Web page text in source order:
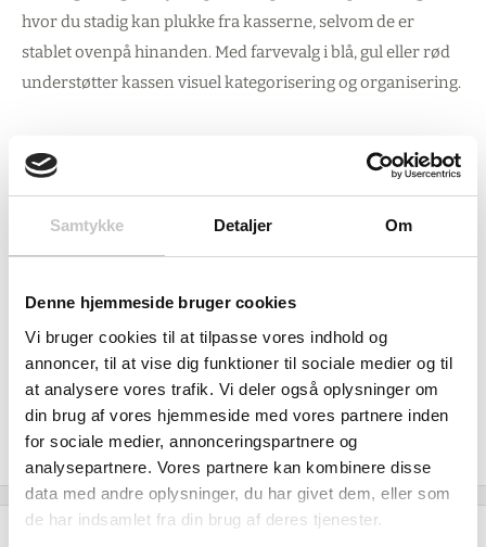
Samtykke Detaljer Om
Denne hjemmeside bruger cookies
Vi bruger cookies til at tilpasse vores indhold og
annoncer, til at vise dig funktioner til sociale medier og til
at analysere vores trafik. Vi deler også oplysninger om
din brug af vores hjemmeside med vores partnere inden
for sociale medier, annonceringspartnere og
analysepartnere. Vores partnere kan kombinere disse
data med andre oplysninger, du har givet dem, eller som
de har indsamlet fra din brug af deres tjenester.
hvor du stadig kan plukke fra kasserne, selvom de er
stablet ovenpå hinanden. Med farvevalg i blå, gul eller rød
understøtter kassen visuel kategorisering og organisering.
PP-materiale med maksimal styrke
styrke og maximal statisk styrke, samtidig med at den er
120 mm og udvendige på 250 × 148 × 130 mm giver et
industrivirksomheder, værksteder, lager- og
logistikvirksomheder samt mindre produktionsanlæg, der
søger pålidelige opbevaringsløsninger med funktionelt
design og optimal pladsudnyttelse.